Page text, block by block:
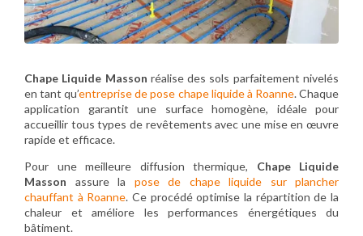
Chape Liquide Masson réalise des sols parfaitement nivelés
en tant qu’entreprise de pose chape liquide à Roanne. Chaque
application garantit une surface homogène, idéale pour
accueillir tous types de revêtements avec une mise en œuvre
rapide et efficace.
Pour une meilleure diffusion thermique, Chape Liquide
Masson assure la pose de chape liquide sur plancher
chauffant à Roanne. Ce procédé optimise la répartition de la
chaleur et améliore les performances énergétiques du
bâtiment.